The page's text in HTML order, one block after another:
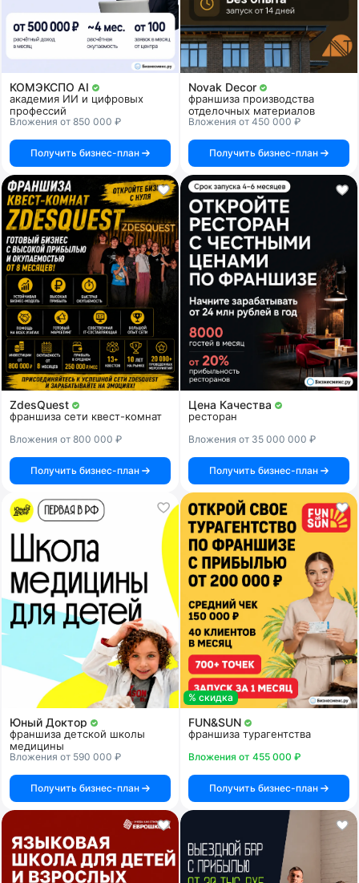
КОМЭКСПО AI
академия ИИ и цифровых
профессий
Вложения от 850 000 ₽
Получить бизнес-план
Novak Decor
франшиза производства
отделочных материалов
Вложения от 450 000 ₽
Получить бизнес-план
ZdesQuest
франшиза сети квест-комнат
Вложения от 800 000 ₽
Получить бизнес-план
Цена Качества
ресторан
Вложения от 35 000 000 ₽
Получить бизнес-план
Юный Доктор
франшиза детской школы
медицины
Вложения от 590 000 ₽
Получить бизнес-план
% скидка
FUN&SUN
франшиза турагентства
Вложения от 455 000 ₽
Получить бизнес-план